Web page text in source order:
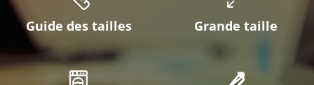
Guide des tailles Grande taille